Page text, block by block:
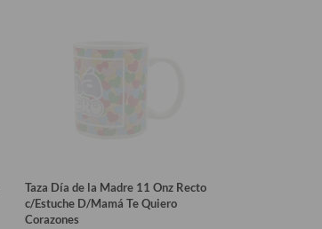
Taza Día de la Madre 11 Onz Recto
c/Estuche D/Mamá Te Quiero
Corazones